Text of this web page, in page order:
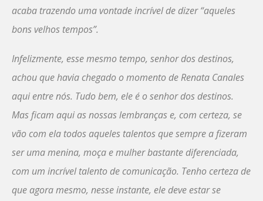
acaba trazendo uma vontade incrível de dizer “aqueles
bons velhos tempos”.
Infelizmente, esse mesmo tempo, senhor dos destinos,
achou que havia chegado o momento de Renata Canales
aqui entre nós. Tudo bem, ele é o senhor dos destinos.
Mas ficam aqui as nossas lembranças e, com certeza, se
vão com ela todos aqueles talentos que sempre a fizeram
ser uma menina, moça e mulher bastante diferenciada,
com um incrível talento de comunicação. Tenho certeza de
que agora mesmo, nesse instante, ele deve estar se